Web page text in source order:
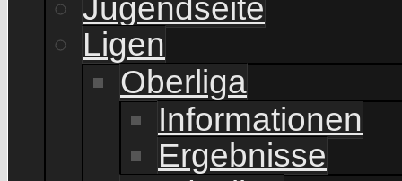
Jugendseite
Ligen
Oberliga
Informationen
Ergebnisse